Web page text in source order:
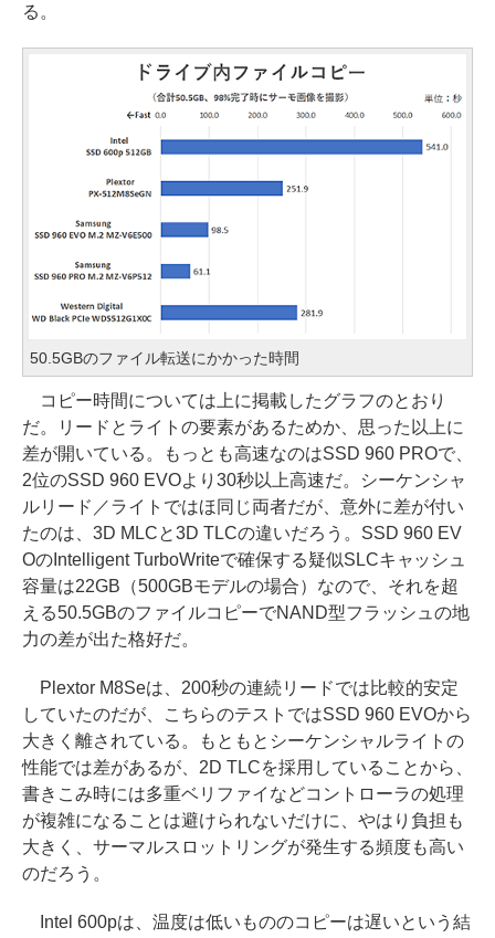
る。
50.5GBのファイル転送にかかった時間
コピー時間については上に掲載したグラフのとおり
だ。リードとライトの要素があるためか、思った以上に
差が開いている。もっとも高速なのはSSD 960 PROで、
2位のSSD 960 EVOより30秒以上高速だ。シーケンシャ
ルリード／ライトではほ同じ両者だが、意外に差が付い
たのは、3D MLCと3D TLCの違いだろう。SSD 960 EV
OのIntelligent TurboWriteで確保する疑似SLCキャッシュ
容量は22GB（500GBモデルの場合）なので、それを超
える50.5GBのファイルコピーでNAND型フラッシュの地
力の差が出た格好だ。
Plextor M8Seは、200秒の連続リードでは比較的安定
していたのだが、こちらのテストではSSD 960 EVOから
大きく離されている。もともとシーケンシャルライトの
性能では差があるが、2D TLCを採用していることから、
書きこみ時には多重ベリファイなどコントローラの処理
が複雑になることは避けられないだけに、やはり負担も
大きく、サーマルスロットリングが発生する頻度も高い
のだろう。
Intel 600pは、温度は低いもののコピーは遅いという結